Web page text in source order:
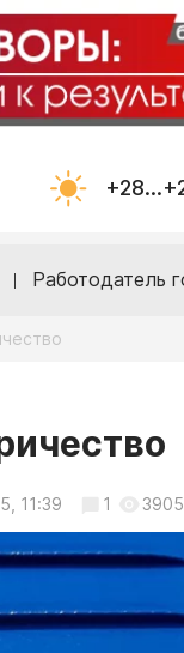
Работодатель
11:39 1 3905